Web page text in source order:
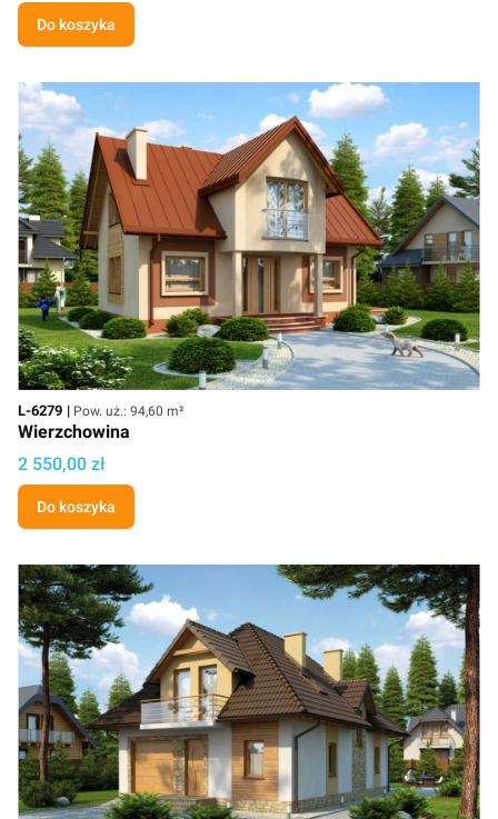
Do koszyka
Kod
L-6279 Powierzchnia użytkowa
Pow. uż.: 94,60 m²
Wierzchowina
Cena
2 550,00 zł
Do koszyka